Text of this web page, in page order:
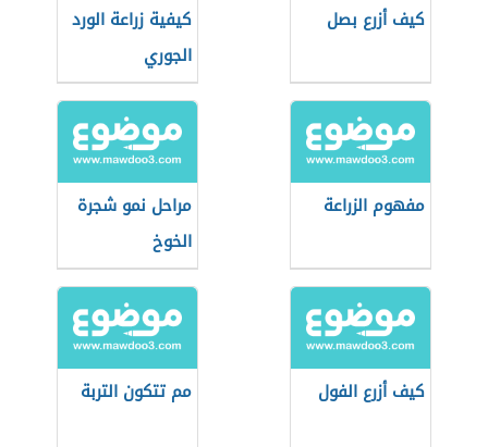
كيف أزرع بصل
كيفية زراعة الورد
الجوري
مفهوم الزراعة
مراحل نمو شجرة
الخوخ
كيف أزرع الفول مم تتكون التربة